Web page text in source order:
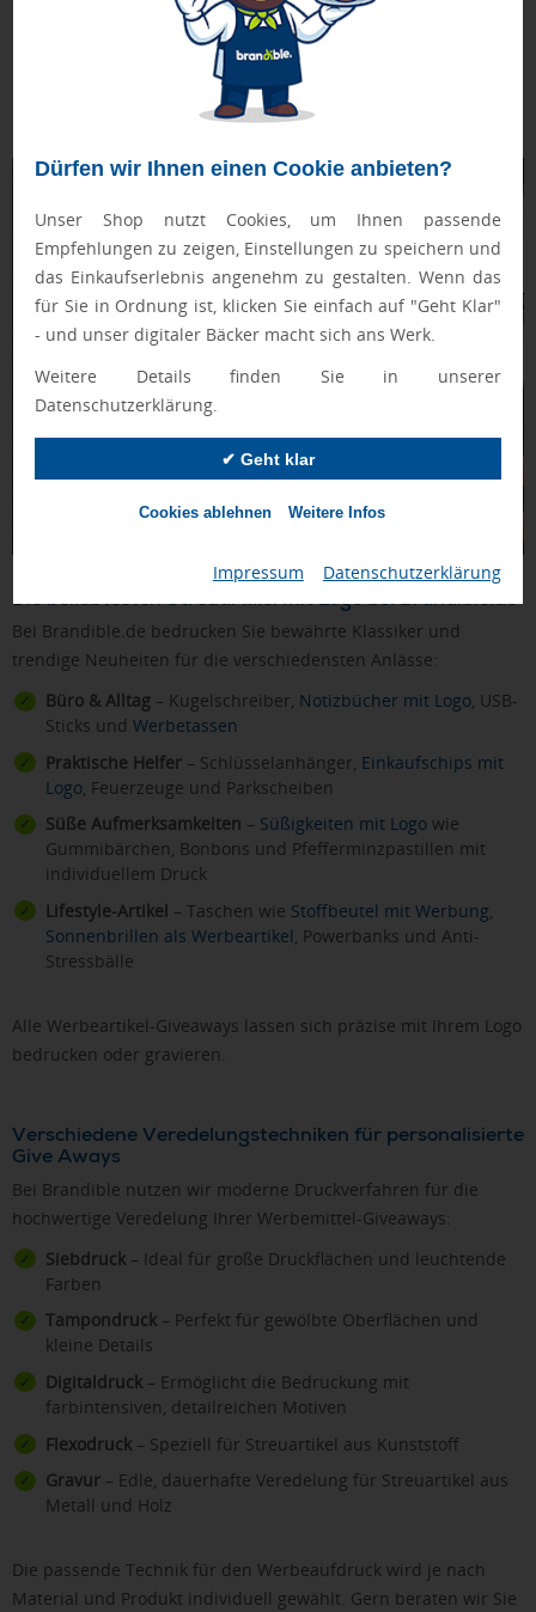
Dürfen wir Ihnen einen Cookie anbieten?
Unser Shop nutzt Cookies, um Ihnen passende
Empfehlungen zu zeigen, Einstellungen zu speichern und
das Einkaufserlebnis angenehm zu gestalten. Wenn das
für Sie in Ordnung ist, klicken Sie einfach auf "Geht Klar"
- und unser digitaler Bäcker macht sich ans Werk.
Weitere Details finden Sie in unserer
Datenschutzerklärung.
✔ Geht klar
Cookies ablehnen Weitere Infos
Impressum Datenschutzerklärung
Bestandskunden und Mitarbeitern
Geringe Kosten, große Reichweite
ermöglichen kostengünstiges Marketing mit nachhaltigem
Die beliebtesten Streuartikel mit Logo bei Brandible.de
Bei Brandible.de bedrucken Sie bewährte Klassiker und
trendige Neuheiten für die verschiedensten Anlässe:
Büro & Alltag – Kugelschreiber, Notizbücher mit Logo, USB-
Sticks und Werbetassen
Praktische Helfer – Schlüsselanhänger, Einkaufschips mit
Logo , Feuerzeuge und Parkscheiben
Süße Aufmerksamkeiten – Süßigkeiten mit Logo wie
Gummibärchen, Bonbons und Pfefferminzpastillen mit
individuellem Druck
Lifestyle-Artikel – Taschen wie Stoffbeutel mit Werbung,
Sonnenbrillen als Werbeartikel, Powerbanks und Anti-
Stressbälle
Alle Werbeartikel-Giveaways lassen sich präzise mit Ihrem Logo
bedrucken oder gravieren.
Verschiedene Veredelungstechniken für personalisierte
Give Aways
Bei Brandible nutzen wir moderne Druckverfahren für die
hochwertige Veredelung Ihrer Werbemittel-Giveaways:
Siebdruck – Ideal für große Druckflächen und leuchtende
Farben
Tampondruck – Perfekt für gewölbte Oberflächen und
kleine Details
Digitaldruck – Ermöglicht die Bedruckung mit
farbintensiven, detailreichen Motiven
Flexodruck – Speziell für Streuartikel aus Kunststoff
Gravur – Edle, dauerhafte Veredelung für Streuartikel aus
Metall und Holz
Die passende Technik für den Werbeaufdruck wird je nach
Material und Produkt individuell gewählt. Gern beraten wir Sie